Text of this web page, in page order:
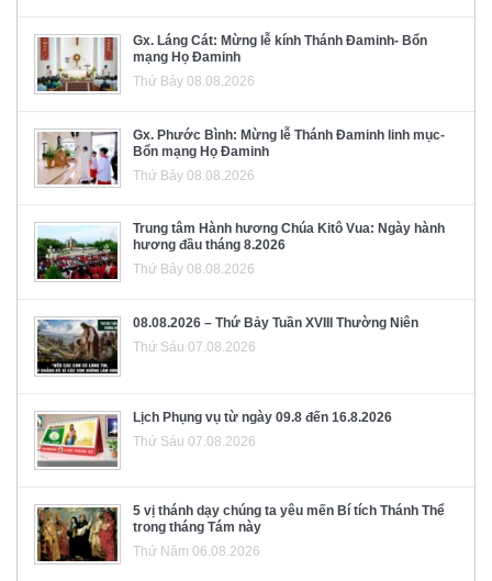
Gx. Láng Cát: Mừng lễ kính Thánh Đaminh- Bổn
mạng Họ Đaminh
Thứ Bảy 08.08.2026
Gx. Phước Bình: Mừng lễ Thánh Đaminh linh mục-
Bổn mạng Họ Đaminh
Thứ Bảy 08.08.2026
Trung tâm Hành hương Chúa Kitô Vua: Ngày hành
hương đầu tháng 8.2026
Thứ Bảy 08.08.2026
08.08.2026 – Thứ Bảy Tuần XVIII Thường Niên
Thứ Sáu 07.08.2026
Lịch Phụng vụ từ ngày 09.8 đến 16.8.2026
Thứ Sáu 07.08.2026
5 vị thánh dạy chúng ta yêu mến Bí tích Thánh Thể
trong tháng Tám này
Thứ Năm 06.08.2026